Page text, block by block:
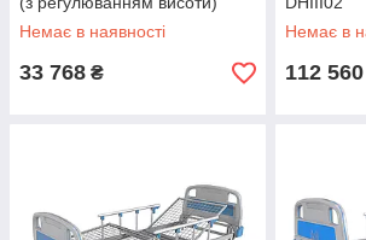
Немає в наявності
33 768 ₴
Немає в
112 560